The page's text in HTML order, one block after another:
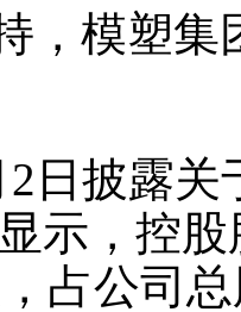
，模塑集
日披露
示，控
占公司